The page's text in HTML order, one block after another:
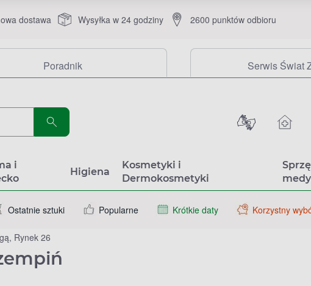
dostawa Wysyłka w 24 godziny 2600 punktów odbioru
Poradnik Serwis Świat
i
Higiena
Kosmetyki i
Dermokosmetyki
Ostatnie sztuki Popularne Krótkie daty Korzystny
Rynek 26